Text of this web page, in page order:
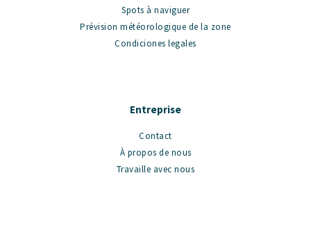
Spots à naviguer
Prévision météorologique de la zone
Condiciones legales
Entreprise
Contact
À propos de nous
Travaille avec nous